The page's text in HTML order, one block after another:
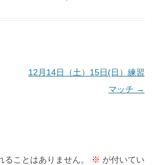
12月14日（土）15日(日）練習
マッチ →
ことはありません。 ※ が付いてい